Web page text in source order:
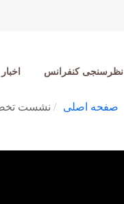
نظرسنجی کنفرانس اخبار
صفحه اصلی نشست تخصصی شماره 14 - سالن فردوسی -